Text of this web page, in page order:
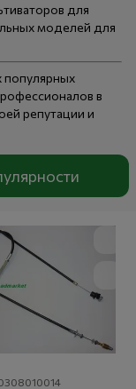
для
моделей для
популярных
в
репутации и